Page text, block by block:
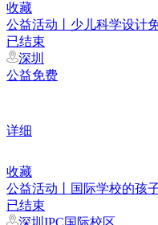
收藏
公益活动丨少儿科学设计
已结束
深圳
公益免费
详细
收藏
公益活动丨国际学校的孩
已结束